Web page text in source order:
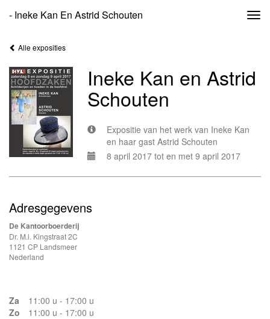
- Ineke Kan En Astrid Schouten
Alle exposities
Ineke Kan en Astrid
Schouten
Expositie van het werk van Ineke Kan
en haar gast Astrid Schouten
8 april 2017 tot en met 9 april 2017
Adresgegevens
De Kantoorboerderij
Dr. M.l. Kingstraat 2C
1121 CP Landsmeer
Nederland
Za
11:00 u - 17:00 u
Zo
11:00 u - 17:00 u